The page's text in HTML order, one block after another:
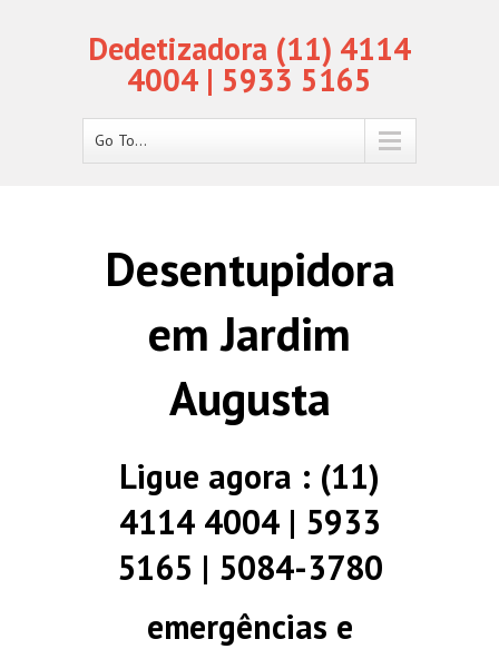
Dedetizadora (11) 4114
4004 | 5933 5165
Go To...
Desentupidora
em Jardim
Augusta
Ligue agora : (11)
4114 4004 | 5933
5165 | 5084-3780
emergências e